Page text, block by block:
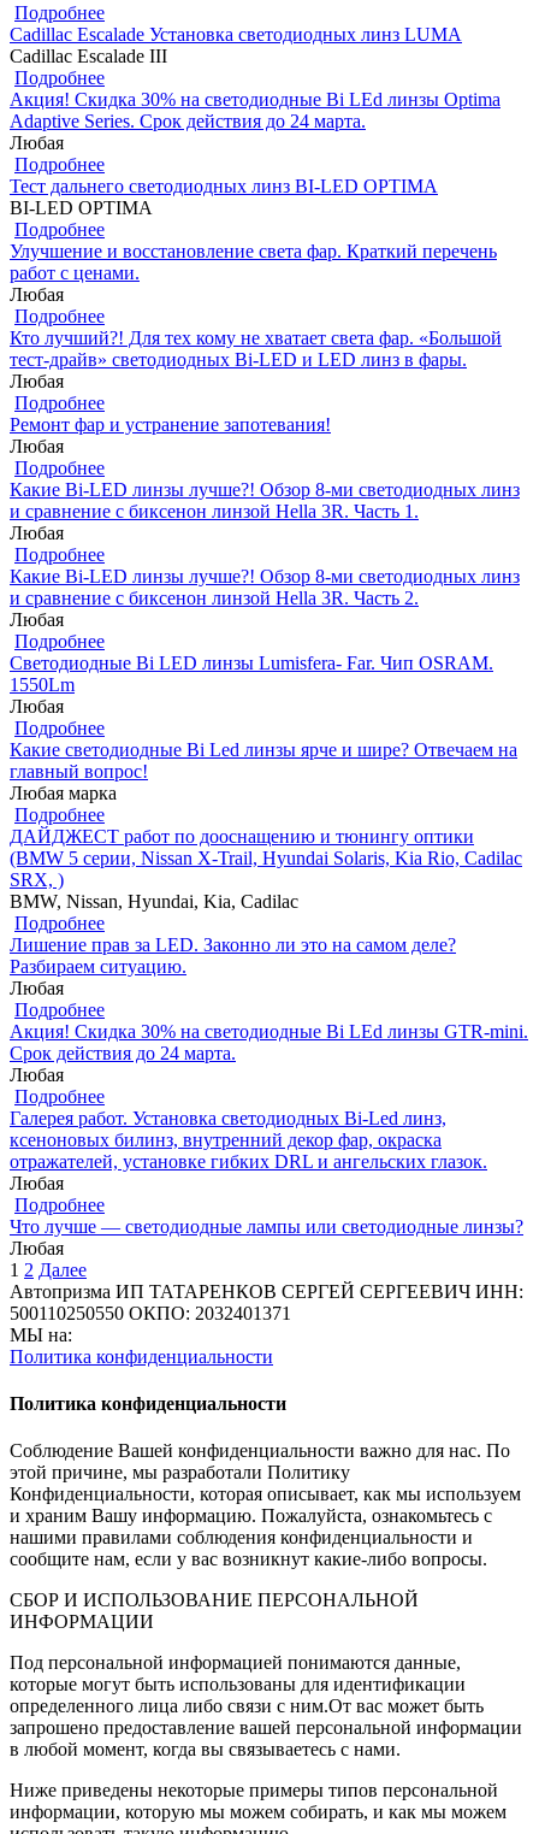
Подробнее
Cadillac Escalade Установка светодиодных линз LUMA
Cadillac Escalade III
Подробнее
Акция! Скидка 30% на светодиодные Bi LEd линзы Optima
Adaptive Series. Срок действия до 24 марта.
Любая
Подробнее
Тест дальнего светодиодных линз BI-LED OPTIMA
BI-LED OPTIMA
Подробнее
Улучшение и восстановление света фар. Краткий перечень
работ с ценами.
Любая
Подробнее
Кто лучший?! Для тех кому не хватает света фар. «Большой
тест-драйв» светодиодных Bi-LED и LED линз в фары.
Любая
Подробнее
Ремонт фар и устранение запотевания!
Любая
Подробнее
Какие Bi-LED линзы лучше?! Обзор 8-ми светодиодных линз
и сравнение с биксенон линзой Hella 3R. Часть 1.
Любая
Подробнее
Какие Bi-LED линзы лучше?! Обзор 8-ми светодиодных линз
и сравнение с биксенон линзой Hella 3R. Часть 2.
Любая
Подробнее
Светодиодные Bi LED линзы Lumisfera- Far. Чип OSRAM.
1550Lm
Любая
Подробнее
Какие светодиодные Bi Led линзы ярче и шире? Отвечаем на
главный вопрос!
Любая марка
Подробнее
ДАЙДЖЕСТ работ по дооснащению и тюнингу оптики
(BMW 5 серии, Nissan X-Trail, Hyundai Solaris, Kia Rio, Cadilac
SRX, )
BMW, Nissan, Hyundai, Kia, Cadilac
Подробнее
Лишение прав за LED. Законно ли это на самом деле?
Разбираем ситуацию.
Любая
Подробнее
Акция! Скидка 30% на светодиодные Bi LEd линзы GTR-mini.
Срок действия до 24 марта.
Любая
Подробнее
Галерея работ. Установка светодиодных Bi-Led линз,
ксеноновых билинз, внутренний декор фар, окраска
отражателей, установке гибких DRL и ангельских глазок.
Любая
Подробнее
Что лучше — светодиодные лампы или светодиодные линзы?
Любая
1 2 Далее
Автопризма ИП ТАТАРЕНКОВ СЕРГЕЙ СЕРГЕЕВИЧ ИНН:
500110250550 ОКПО: 2032401371
МЫ на:
Политика конфиденциальности
Политика конфиденциальности
Соблюдение Вашей конфиденциальности важно для нас. По
этой причине, мы разработали Политику
Конфиденциальности, которая описывает, как мы используем
и храним Вашу информацию. Пожалуйста, ознакомьтесь с
нашими правилами соблюдения конфиденциальности и
сообщите нам, если у вас возникнут какие-либо вопросы.
СБОР И ИСПОЛЬЗОВАНИЕ ПЕРСОНАЛЬНОЙ
ИНФОРМАЦИИ
Под персональной информацией понимаются данные,
которые могут быть использованы для идентификации
определенного лица либо связи с ним.От вас может быть
запрошено предоставление вашей персональной информации
в любой момент, когда вы связываетесь с нами.
Ниже приведены некоторые примеры типов персональной
информации, которую мы можем собирать, и как мы можем